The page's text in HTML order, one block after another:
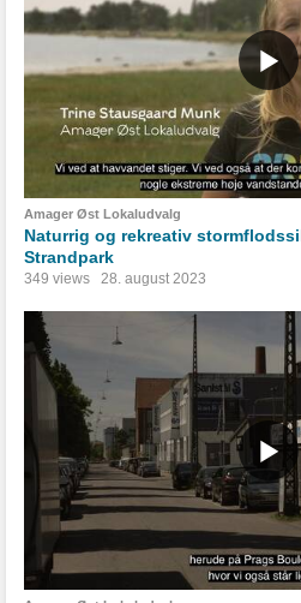
Amager Øst Lokaludvalg
Naturrig og rekreativ
Strandpark
349 views 28. august 2023